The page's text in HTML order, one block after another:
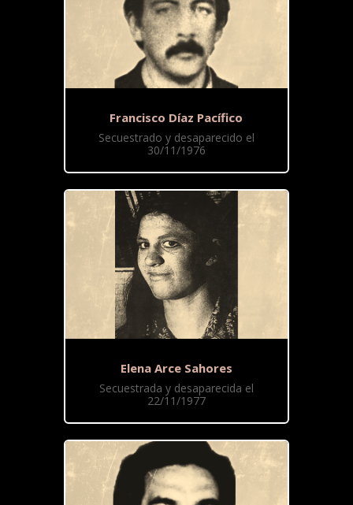
Francisco Díaz Pacífico
Secuestrado y desaparecido el
30/11/1976
Elena Arce Sahores
Secuestrada y desaparecida el
22/11/1977